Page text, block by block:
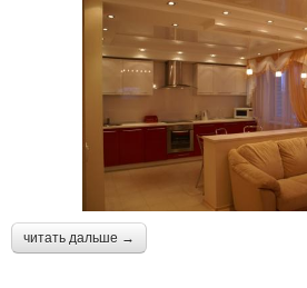
читать дальше →